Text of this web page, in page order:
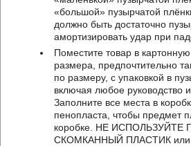
«большой» пузырчатой
должно быть достаточно
амортизировать удар при
Поместите товар в
размера, предпочтительно
по размеру, с упаковкой в
включая любое руководство
Заполните все места в
пенопласта, чтобы предмет
коробке. НЕ ИСПОЛЬЗУЙТЕ
СКОМКАННЫЙ ПЛАСТИК